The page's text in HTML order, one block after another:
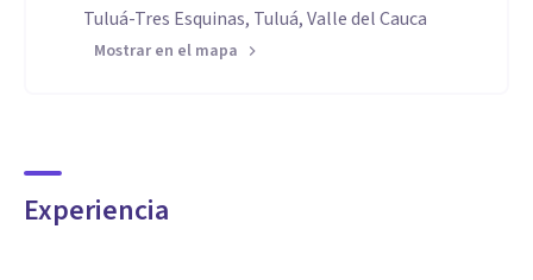
Tuluá-Tres Esquinas, Tuluá, Valle del Cauca
Mostrar en el mapa
Experiencia